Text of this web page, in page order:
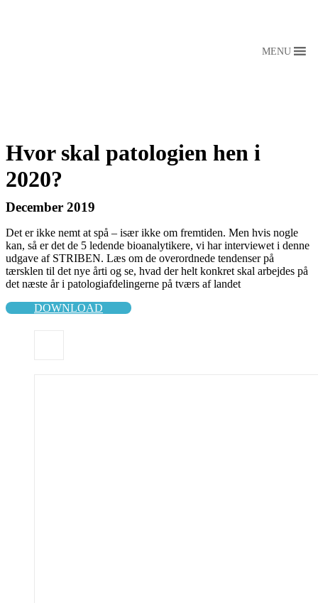
MENU
Hvor skal patologien hen i
2020?
December 2019
Det er ikke nemt at spå – især ikke om fremtiden. Men hvis nogle
kan, så er det de 5 ledende bioanalytikere, vi har interviewet i denne
udgave af STRIBEN. Læs om de overordnede tendenser på
tærsklen til det nye årti og se, hvad der helt konkret skal arbejdes på
det næste år i patologiafdelingerne på tværs af landet
DOWNLOAD